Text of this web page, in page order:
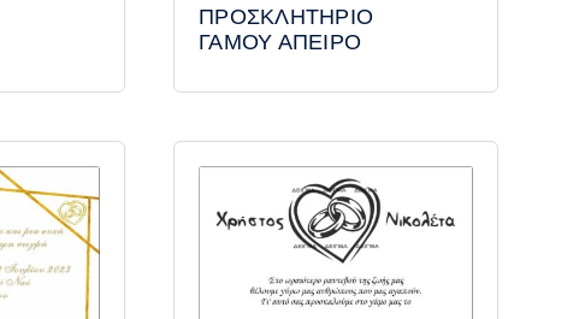
ΠΡΟΣΚΛΗΤΗΡΙΟ
ΓΑΜΟΥ ΑΠΕΙΡΟ